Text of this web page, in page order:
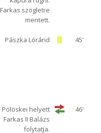
Farkas szögletre
mentett.
45'
Pászka Lóránd
46'
Pölöskei helyett
Farkas II Balázs
folytatja.